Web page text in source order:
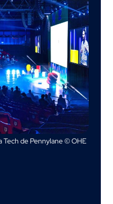
de Pennylane © OHE